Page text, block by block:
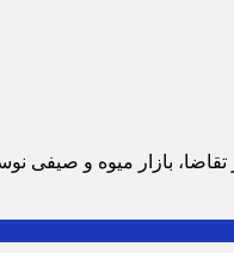
بازار میوه و صیفی